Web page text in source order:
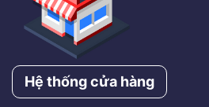
Hệ thống cửa hàng